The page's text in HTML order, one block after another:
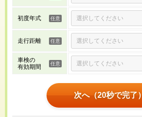
初度年式
走行距離
車検の
有効期間
次へ（20秒で完了